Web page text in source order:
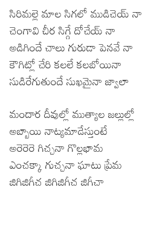
సిరిమల్లె మాల సిగలో ముడిచెయ్ నా
చెంగావి చీర సిగ్గే దోచేయ్ నా
అడిగిందే చాలు గురుడా పెనవే నా
కౌగిట్లో చేరి కలలే కలబోయినా
సుడిరేగుతుందే సుఖమైనా జ్వాలా
మందార దీవుల్లో ముత్యాల జల్లుల్లో
అబ్బాయి నాట్యమాడేస్తుంటే
అరెరెరె గిచ్చనా గొల్లభామ
ఎంచక్కా గుచ్చనా ఘాటు ప్రేమ
జిగిజిగీచ జిగిజిగీచ జిగీచా